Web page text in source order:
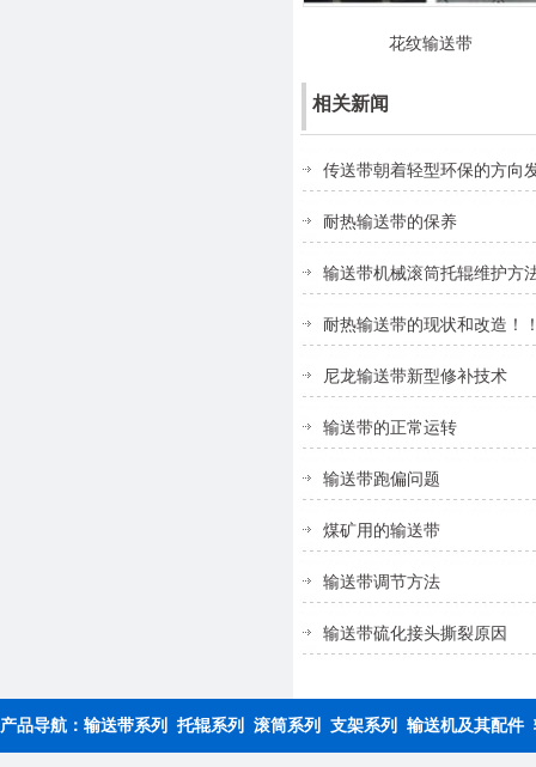
花纹输送带
相关新闻
传送带朝着轻型环保的方向
耐热输送带的保养
输送带机械滚筒托辊维护方
耐热输送带的现状和改造！
尼龙输送带新型修补技术
输送带的正常运转
输送带跑偏问题
煤矿用的输送带
输送带调节方法
输送带硫化接头撕裂原因
产品导航： 输送带系列 托辊系列 滚筒系列 支架系列 输送机及其配件